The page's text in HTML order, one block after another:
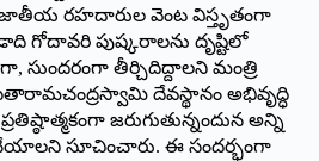
రహదారుల వెంట విస్తృతంగా
గోదావరి పుష్కరాలను దృష్టిలో
సుందరంగా తీర్చిదిద్దాలని మంత్రి
దేవస్థానం అభివృద్ధి
జరుగుతున్నందున అన్ని
సూచించారు. ఈ సందర్భంగా